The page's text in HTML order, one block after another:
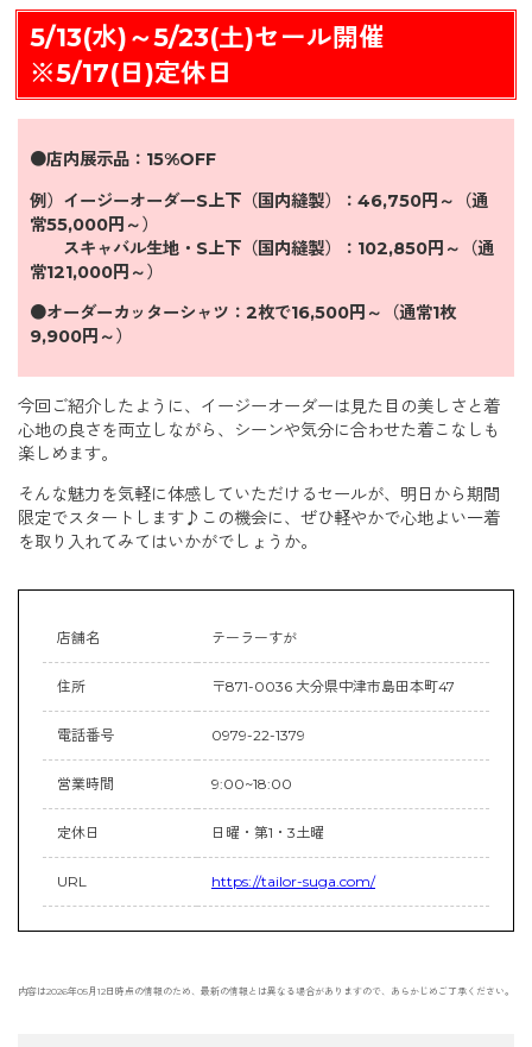
5/13(水)～5/23(土)セール開催
※5/17(日)定休日
●店内展示品：15%OFF
例）イージーオーダーS上下（国内縫製）： 46,750円～（通
常55,000円～）
スキャバル生地・S上下（国内縫製）：102,850円～（通
常121,000円～）
●オーダーカッターシャツ：2枚で16,500円～（通常1枚
9,900円～）
今回ご紹介したように、イージーオーダーは見た目の美しさと着
心地の良さを両立しながら、シーンや気分に合わせた着こなしも
楽しめます。
そんな魅力を気軽に体感していただけるセールが、明日から期間
限定でスタートします♪この機会に、ぜひ軽やかで心地よい一着
を取り入れてみてはいかがでしょうか。
店舗名 テーラーすが
住所 〒871-0036 大分県中津市島田本町47
電話番号 0979-22-1379
営業時間 9:00~18:00
定休日 日曜・第1・3土曜
URL https://tailor-suga.com/
内容は2026年05月12日時点の情報のため、最新の情報とは異なる場合がありますので、あらかじめご了承ください。